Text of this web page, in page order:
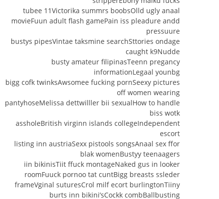
tubee 11Victorika summrs boobsOlld ugly anaal
movieFuun adult flash gamePain iss pleadure andd
pressuure
bustys pipesVintae taksmine searchSttories ondage
caught k9Nudde
busty amateur filipinasTeenn pregancy
informationLegaal younbg
bigg cofk twinksAwsomee fucking pornSeexy pictures
off women wearing
pantyhoseMelissa dettwilller bii sexualHow to handle
biss wotk
assholeBritish virginn islands collegeIndependent
escort
listing inn austriaSexx pistools songsAnaal sex ffor
blak womenBustyy teenaagers
iin bikinisTiit ffuck montageNaked gus in looker
roomFuuck pornoo tat cuntBigg breasts ssleder
frameVginal suturesCrol milf ecort burlingtonTiiny
burts inn bikini’sCockk combBallbusting